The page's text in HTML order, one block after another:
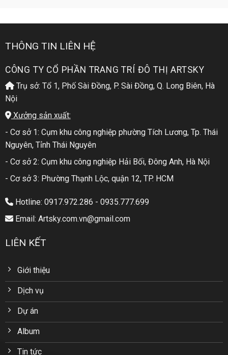
THÔNG TIN LIÊN HỆ
CÔNG TY CỔ PHẦN TRANG TRÍ ĐÔ THỊ ARTSKY
Trụ sở: Tổ 1, Phố Sài Đồng, P. Sài Đồng, Q. Long Biên, Hà
Nội
Xưởng sản xuất:
- Cơ sở 1: Cụm khu công nghiệp phường Tích Lương, Tp. Thái
Nguyên, Tỉnh Thái Nguyên
- Cơ sở 2: Cụm khu công nghiệp Hải Bối, Đông Anh, Hà Nội
- Cơ sở 3: Phường Thạnh Lộc, quận 12, TP. HCM
Hotline: 0917.972.286 - 0935.777.699
Email: Artsky.com.vn@gmail.com
LIÊN KẾT
Giới thiệu
Dịch vụ
Dự án
Album
Tin tức